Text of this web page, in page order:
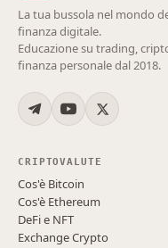
La tua bussola nel mondo
finanza digitale.
Educazione su trading,
finanza personale dal 2018.
CRIPTOVALUTE
Cos'è Bitcoin
Cos'è Ethereum
DeFi e NFT
Exchange Crypto